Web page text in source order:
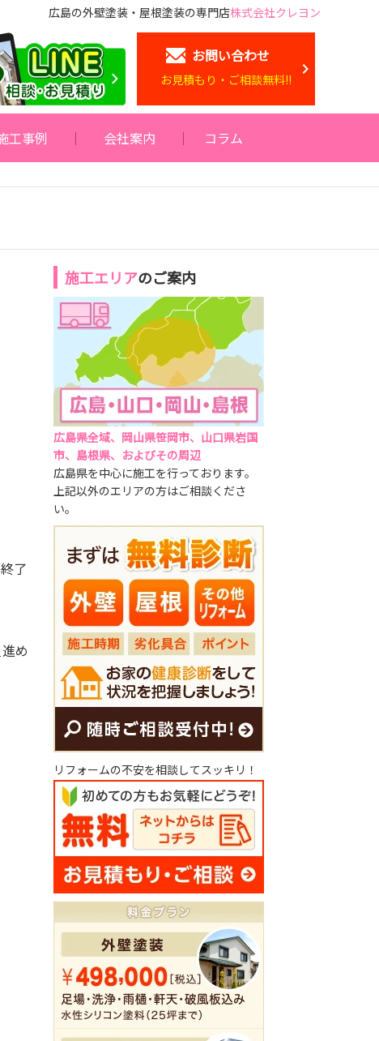
広島の外壁塗装・屋根塗装の専門店株式会社クレヨン
お問い合わせ
お見積もり・ご相談無料!!
工事例 会社案内 コラム
了
進め
施工エリアのご案内
広島県全域、岡山県笹岡市、山口県岩国
市、島根県、およびその周辺
広島県を中心に施工を行っております。
上記以外のエリアの方はご相談くださ
い。
リフォームの不安を相談してスッキリ！